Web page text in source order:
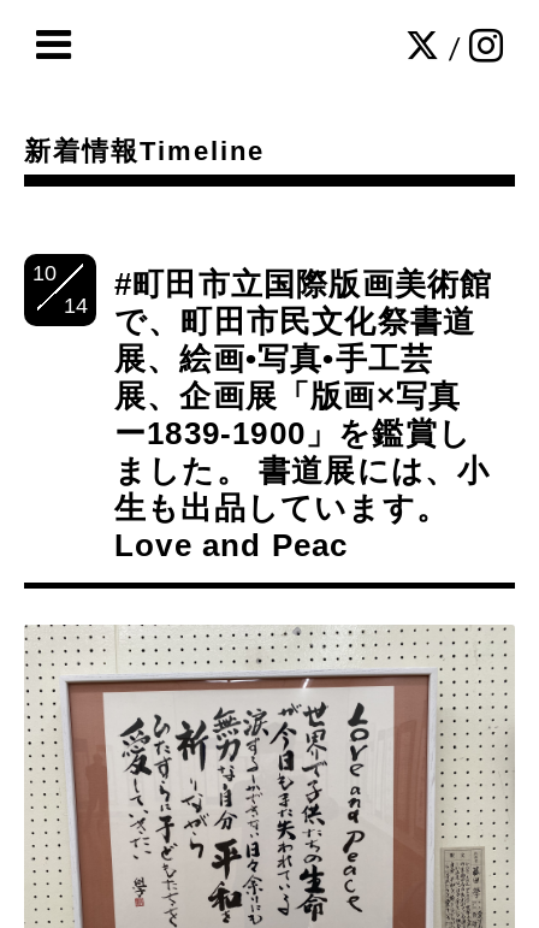
/
新着情報Timeline
10
14
#町田市立国際版画美術館
で、町田市民文化祭書道
展、絵画•写真•手工芸
展、企画展「版画×写真
ー1839-1900」を鑑賞し
ました。 書道展には、小
生も出品しています。
Love and Peac